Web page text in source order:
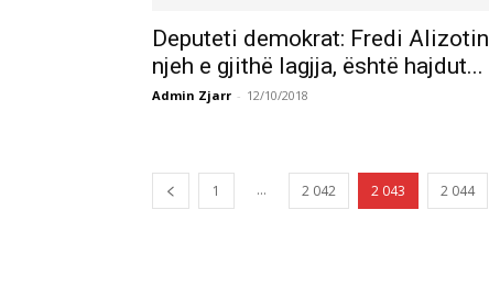
Deputeti demokrat: Fredi
njeh e gjithë lagjja, është hajdut...
Admin Zjarr - 12/10/2018
1 ... 2 042 2 043 2 044